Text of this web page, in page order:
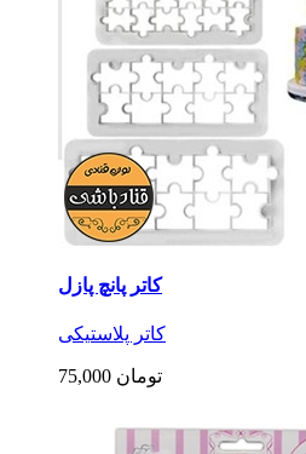
کاتر پانچ پازل
کاتر پلاستیکی
75,000 تومان